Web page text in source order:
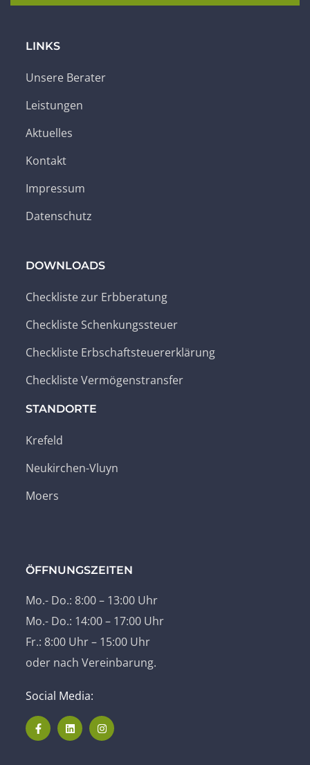
LINKS
Unsere Berater
Leistungen
Aktuelles
Kontakt
Impressum
Datenschutz
DOWNLOADS
Checkliste zur Erbberatung
Checkliste Schenkungssteuer
Checkliste Erbschaftsteuererklärung
Checkliste Vermögenstransfer
STANDORTE
Krefeld
Neukirchen-Vluyn
Moers
ÖFFNUNGSZEITEN
Mo.- Do.: 8:00 – 13:00 Uhr
Mo.- Do.: 14:00 – 17:00 Uhr
Fr.: 8:00 Uhr – 15:00 Uhr
oder nach Vereinbarung.
Social Media: